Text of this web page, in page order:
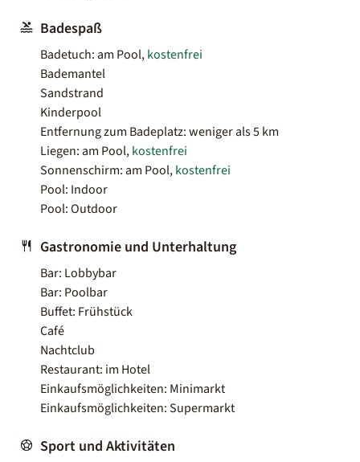
Badespaß
Badetuch: am Pool,kostenfrei
Bademantel
Sandstrand
Kinderpool
Entfernung zum Badeplatz: weniger als 5 km
Liegen: am Pool,kostenfrei
Sonnenschirm: am Pool,kostenfrei
Pool: Indoor
Pool: Outdoor
Gastronomie und Unterhaltung
Bar: Lobbybar
Bar: Poolbar
Buffet: Frühstück
Café
Nachtclub
Restaurant: im Hotel
Einkaufsmöglichkeiten: Minimarkt
Einkaufsmöglichkeiten: Supermarkt
Sport und Aktivitäten